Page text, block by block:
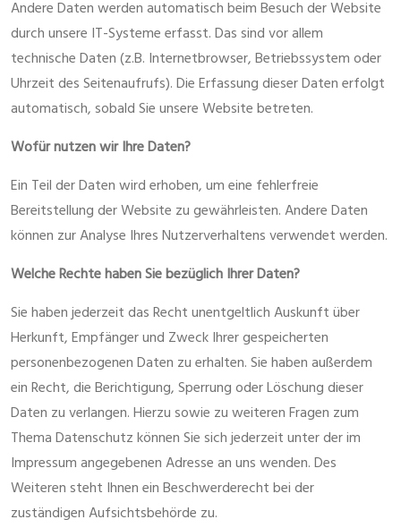
Andere Daten werden automatisch beim Besuch der Website
durch unsere IT-Systeme erfasst. Das sind vor allem
technische Daten (z.B. Internetbrowser, Betriebssystem oder
Uhrzeit des Seitenaufrufs). Die Erfassung dieser Daten erfolgt
automatisch, sobald Sie unsere Website betreten.
Wofür nutzen wir Ihre Daten?
Ein Teil der Daten wird erhoben, um eine fehlerfreie
Bereitstellung der Website zu gewährleisten. Andere Daten
können zur Analyse Ihres Nutzerverhaltens verwendet werden.
Welche Rechte haben Sie bezüglich Ihrer Daten?
Sie haben jederzeit das Recht unentgeltlich Auskunft über
Herkunft, Empfänger und Zweck Ihrer gespeicherten
personenbezogenen Daten zu erhalten. Sie haben außerdem
ein Recht, die Berichtigung, Sperrung oder Löschung dieser
Daten zu verlangen. Hierzu sowie zu weiteren Fragen zum
Thema Datenschutz können Sie sich jederzeit unter der im
Impressum angegebenen Adresse an uns wenden. Des
Weiteren steht Ihnen ein Beschwerderecht bei der
zuständigen Aufsichtsbehörde zu.